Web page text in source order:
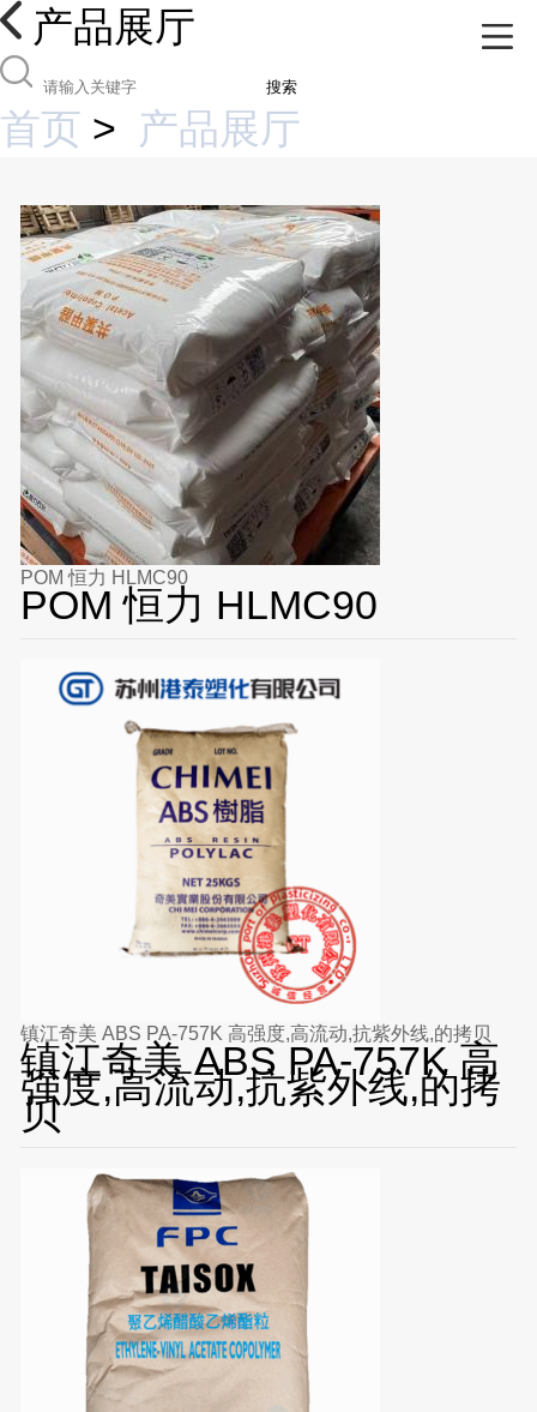
产品展厅
搜索
首页 > 产品展厅
POM 恒力 HLMC90
POM 恒力 HLMC90
镇江奇美 ABS PA-757K 高强度,高流动,抗紫外线,的拷贝
镇江奇美 ABS PA-757K 高
强度,高流动,抗紫外线,的拷
贝